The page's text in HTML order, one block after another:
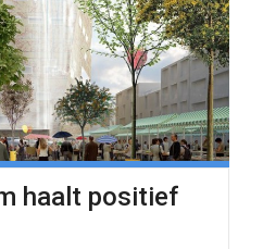
haalt positief